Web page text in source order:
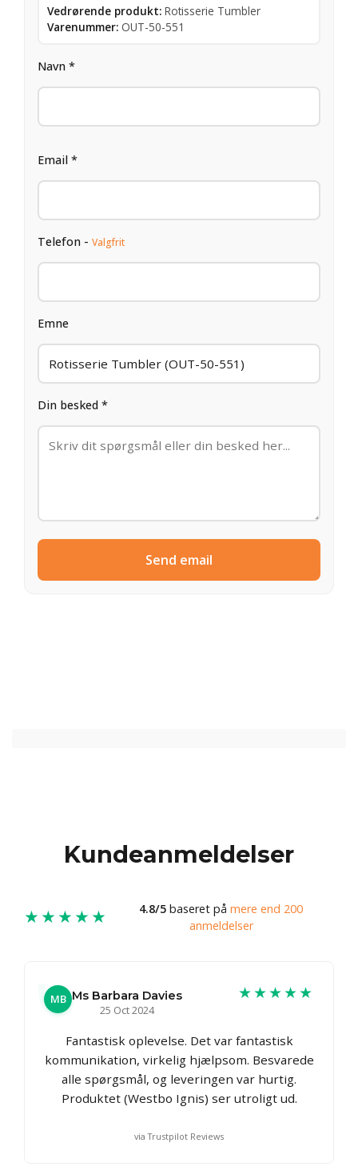
Vedrørende produkt: Rotisserie Tumbler
Varenummer: OUT-50-551
Navn *
Email *
Telefon - Valgfrit
Emne
Din besked *
Send email
Kundeanmeldelser
★★★★★ 4.8/5 baseret på mere end 200
anmeldelser
MB Ms Barbara Davies
25 Oct 2024
★★★★★
Fantastisk oplevelse. Det var fantastisk
kommunikation, virkelig hjælpsom. Besvarede
alle spørgsmål, og leveringen var hurtig.
Produktet (Westbo Ignis) ser utroligt ud.
via Trustpilot Reviews